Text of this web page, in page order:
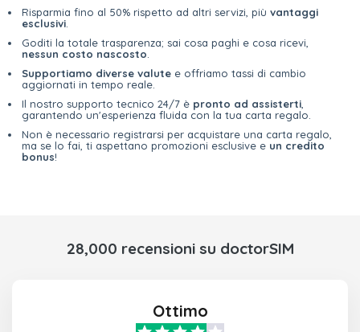
Risparmia fino al 50% rispetto ad altri servizi, più vantaggi
esclusivi
Goditi la totale trasparenza; sai cosa paghi e cosa ricevi,
nessun costo nascosto
Supportiamo diverse valute e offriamo tassi di cambio
aggiornati in tempo reale.
Il nostro supporto tecnico 24/7 è pronto ad assisterti
garantendo un'esperienza fluida con la tua carta regalo.
Non è necessario registrarsi per acquistare una carta regalo,
ma se lo fai, ti aspettano promozioni esclusive e un credito
bonus!
28,000 recensioni su doctorSIM
Ottimo